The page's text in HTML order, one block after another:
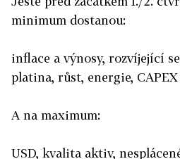
minimum dostanou:
inflace a výnosy, rozvíjející
platina, růst, energie,
A na maximum:
USD, kvalita aktiv,